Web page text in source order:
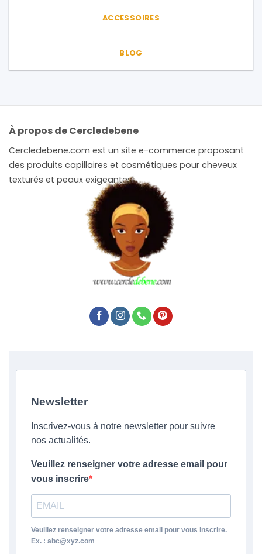
ACCESSOIRES
BLOG
À propos de Cercledebene
Cercledebene.com est un site e-commerce proposant
des produits capillaires et cosmétiques pour cheveux
texturés et peaux exigeantes.
Newsletter
Inscrivez-vous à notre newsletter pour suivre
nos actualités.
Veuillez renseigner votre adresse email pour
vous inscrire
Veuillez renseigner votre adresse email pour vous inscrire.
Ex. : abc@xyz.com